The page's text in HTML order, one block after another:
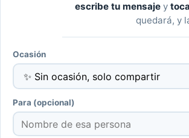
escribe tu mensajey
quedará, y
Ocasión
Para (opcional)